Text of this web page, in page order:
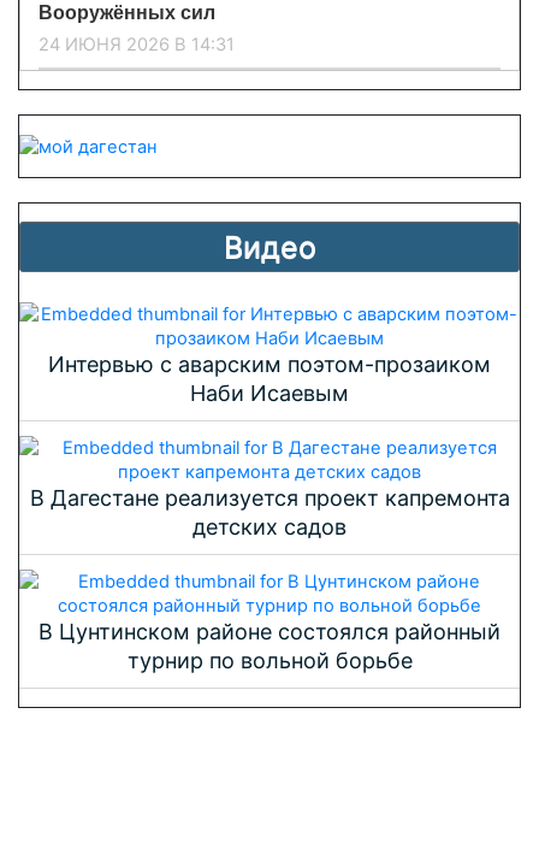
Вооружённых сил
24 ИЮНЯ 2026 В 14:31
Видео
Интервью с аварским поэтом-прозаиком
Наби Исаевым
В Дагестане реализуется проект капремонта
детских садов
В Цунтинском районе состоялся районный
турнир по вольной борьбе